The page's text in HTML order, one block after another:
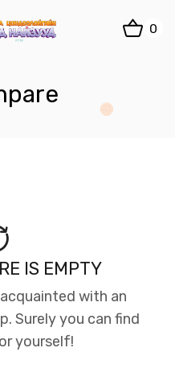
0
IS EMPTY
with an
Surely you can find
yourself!